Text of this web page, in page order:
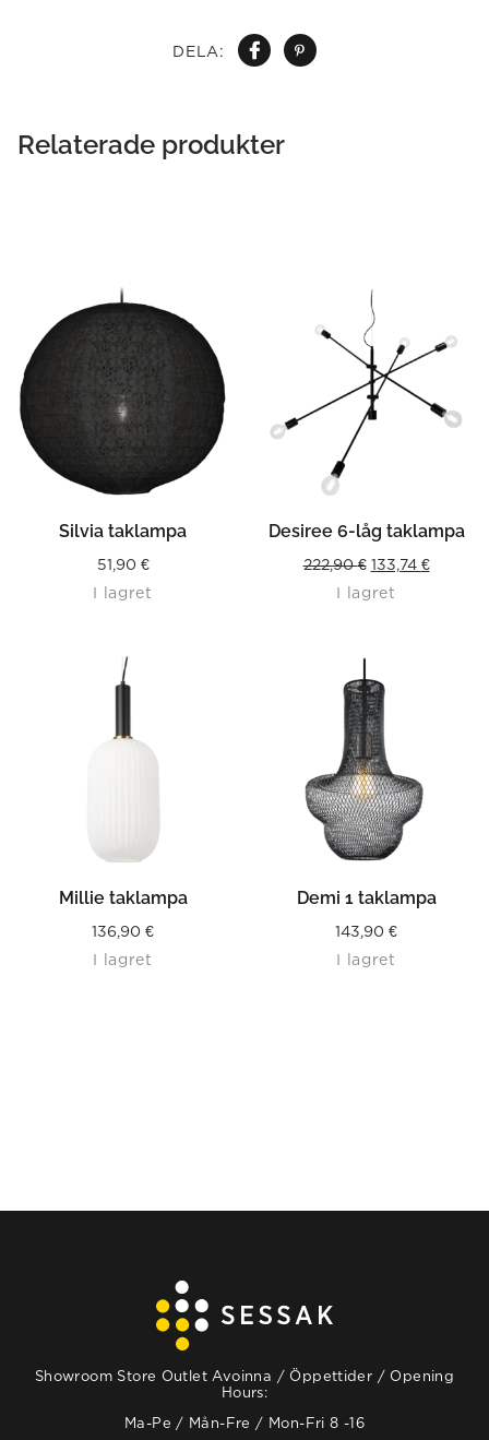
DELA:
Relaterade produkter
Silvia taklampa
51,90 €
I lagret
Desiree 6-låg taklampa
222,90€ Original
price
133,74 €Current
I lagret
Millie taklampa
136,90 €
I lagret
Demi 1 taklampa
143,90 €
I lagret
Showroom Store Outlet Avoinna / Öppettider / Opening
Hours:
Ma-Pe / Mån-Fre / Mon-Fri 8 -16